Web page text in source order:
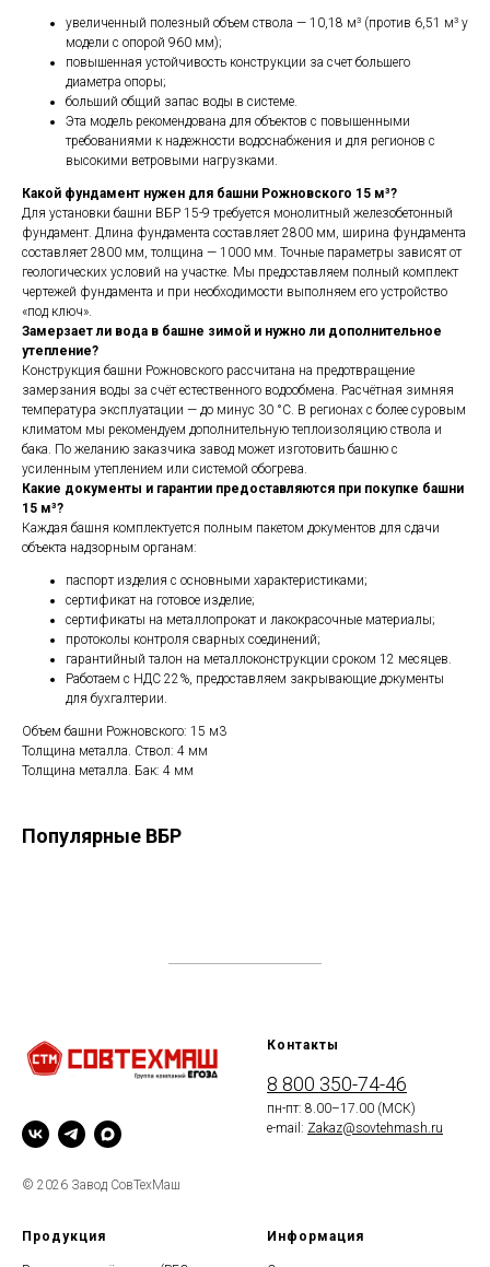
увеличенный полезный объем ствола — 10,18 м³ (против 6,51 м³ у
модели с опорой 960 мм);
повышенная устойчивость конструкции за счет большего
диаметра опоры;
больший общий запас воды в системе.
Эта модель рекомендована для объектов с повышенными
требованиями к надежности водоснабжения и для регионов с
высокими ветровыми нагрузками.
Какой фундамент нужен для башни Рожновского 15 м³?
Для установки башни ВБР 15-9 требуется монолитный железобетонный
фундамент. Длина фундамента составляет 2800 мм, ширина фундамента
составляет 2800 мм, толщина — 1000 мм. Точные параметры зависят от
геологических условий на участке. Мы предоставляем полный комплект
чертежей фундамента и при необходимости выполняем его устройство
«под ключ».
Замерзает ли вода в башне зимой и нужно ли дополнительное
утепление?
Конструкция башни Рожновского рассчитана на предотвращение
замерзания воды за счёт естественного водообмена. Расчётная зимняя
температура эксплуатации — до минус 30 °С. В регионах с более суровым
климатом мы рекомендуем дополнительную теплоизоляцию ствола и
бака. По желанию заказчика завод может изготовить башню с
усиленным утеплением или системой обогрева.
Какие документы и гарантии предоставляются при покупке башни
15 м³?
Каждая башня комплектуется полным пакетом документов для сдачи
объекта надзорным органам:
паспорт изделия с основными характеристиками;
сертификат на готовое изделие;
сертификаты на металлопрокат и лакокрасочные материалы;
протоколы контроля сварных соединений;
гарантийный талон на металлоконструкции сроком 12 месяцев.
Работаем с НДС 22%, предоставляем закрывающие документы
для бухгалтерии.
Объем башни Рожновского: 15 м3
Толщина металла. Ствол: 4 мм
Толщина металла. Бак: 4 мм
Популярные ВБР
© 2026 Завод СовТехМаш
Контакты
8 800 350-74-46
пн-пт: 8.00–17.00 (МСК)
e-mail: Zakaz@sovtehmash.ru
Продукция Информация